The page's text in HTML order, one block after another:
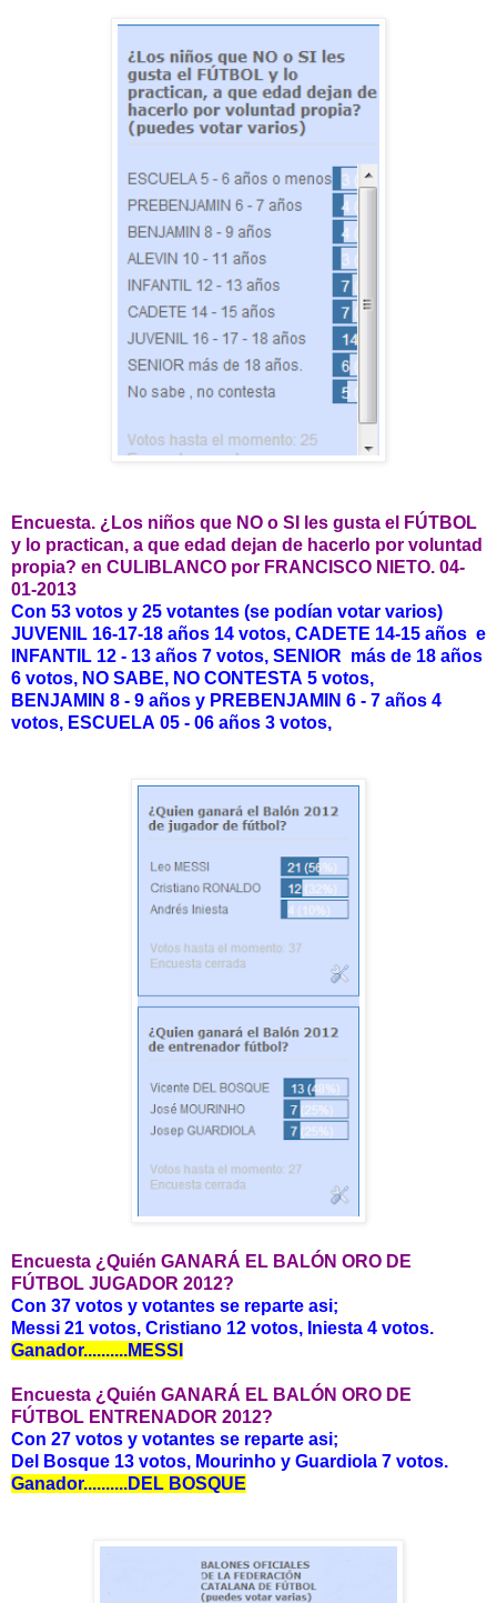
Encuesta. ¿Los niños que NO o SI les gusta el FÚTBOL
y lo practican, a que edad dejan de hacerlo por voluntad
propia? en CULIBLANCO por FRANCISCO NIETO. 04-
01-2013
Con 53 votos y 25 votantes (se podían votar varios)
JUVENIL 16-17-18 años 14 votos, CADETE 14-15 años e
INFANTIL 12 - 13 años 7 votos, SENIOR más de 18 años
6 votos, NO SABE, NO CONTESTA 5 votos,
BENJAMIN 8 - 9 años y PREBENJAMIN 6 - 7 años 4
votos, ESCUELA 05 - 06 años 3 votos,
Encuesta ¿Quién GANARÁ EL BALÓN ORO DE
FÚTBOL JUGADOR 2012?
Con 37 votos y votantes se reparte asi;
Messi 21 votos, Cristiano 12 votos, Iniesta 4 votos.
Ganador..........MESSI
Encuesta ¿Quién GANARÁ EL BALÓN ORO DE
FÚTBOL ENTRENADOR 2012?
Con 27 votos y votantes se reparte asi;
Del Bosque 13 votos, Mourinho y Guardiola 7 votos.
Ganador..........DEL BOSQUE